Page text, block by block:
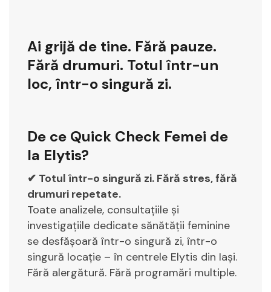
Ai grijă de tine. Fără pauze.
Fără drumuri. Totul într-un
loc, într-o singură zi.
De ce Quick Check Femei de
la Elytis?
✔ Totul într-o singură zi. Fără stres, fără
drumuri repetate.
Toate analizele, consultațiile și
investigațiile dedicate sănătății feminine
se desfășoară într-o singură zi, într-o
singură locație – în centrele Elytis din Iași.
Fără alergătură. Fără programări multiple.